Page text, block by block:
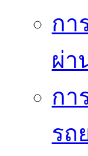
กา
ผ่า
กา
รถ